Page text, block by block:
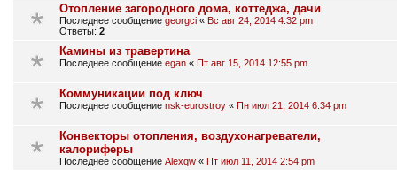
Отопление загородного дома, коттеджа, дачи
Последнее сообщение georgci « Вс авг 24, 2014 4:32 pm
Ответы: 2
Камины из травертина
Последнее сообщение egan « Пт авг 15, 2014 12:55 pm
Коммуникации под ключ
Последнее сообщение nsk-eurostroy « Пн июл 21, 2014 6:34 pm
Конвекторы отопления, воздухонагреватели,
калориферы
Последнее сообщение Alexqw « Пт июл 11, 2014 2:54 pm